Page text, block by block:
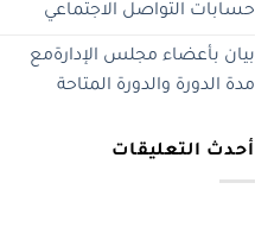
حسابات التواصل الاجتماعي
بيان بأعضاء مجلس الإدارةمع
مدة الدورة والدورة المتاحة
أحدث التعليقات